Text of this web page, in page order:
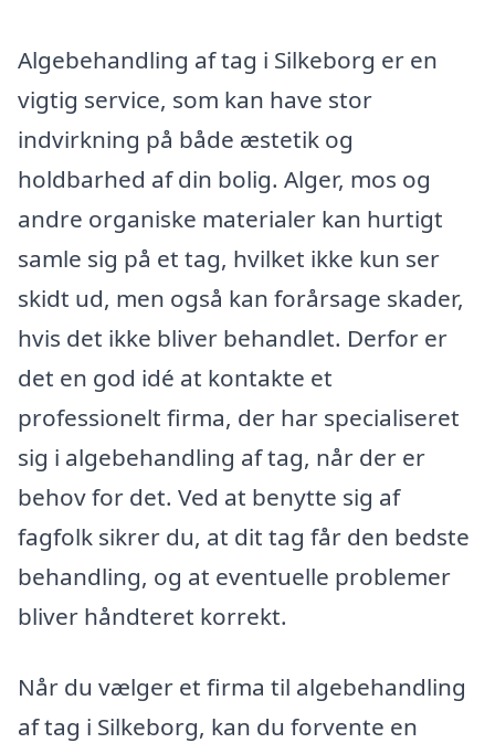
Algebehandling af tag i Silkeborg er en
vigtig service, som kan have stor
indvirkning på både æstetik og
holdbarhed af din bolig. Alger, mos og
andre organiske materialer kan hurtigt
samle sig på et tag, hvilket ikke kun ser
skidt ud, men også kan forårsage skader,
hvis det ikke bliver behandlet. Derfor er
det en god idé at kontakte et
professionelt firma, der har specialiseret
sig i algebehandling af tag, når der er
behov for det. Ved at benytte sig af
fagfolk sikrer du, at dit tag får den bedste
behandling, og at eventuelle problemer
bliver håndteret korrekt.
Når du vælger et firma til algebehandling
af tag i Silkeborg, kan du forvente en